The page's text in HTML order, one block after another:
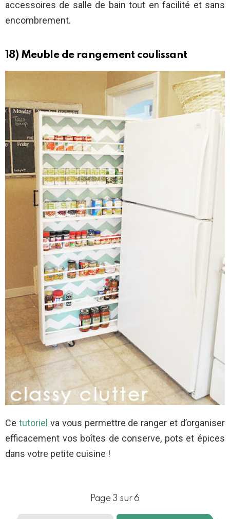
accessoires de salle de bain tout en facilité et sans
encombrement.
18) Meuble de rangement coulissant
Ce tutoriel va vous permettre de ranger et d’organiser
efficacement vos boîtes de conserve, pots et épices
dans votre petite cuisine !
Page 3 sur 6